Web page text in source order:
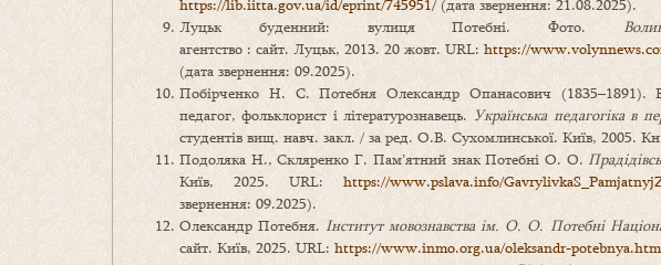
https://lib.iitta.gov.ua/id/eprint/745951/(дата звернення: 21.08.2025).
Луцьк буденний: вулиця Потебні. Фото.
агентство : сайт. Луцьк, 2013. 20 жовт. URL: https://
(дата звернення: 09.2025).
Побірченко Н. С. Потебня Олександр Опанасович (1835–1891).
педагог, фольклорист і літературознавець. Українська педагогіка в
студентів вищ. навч. закл. / за ред. О.В. Сухомлинської. Київ, 2005.
Подоляка Н., Скляренко Г. Пам’ятний знак Потебні О. О.
Київ, 2025. URL: https://www.pslava.info/
звернення: 09.2025).
Олександр Потебня.Інститут мовознавства ім. О. О. Потебні
сайт. Київ, 2025. URL: https://www.inmo.org.ua/oleksandr-